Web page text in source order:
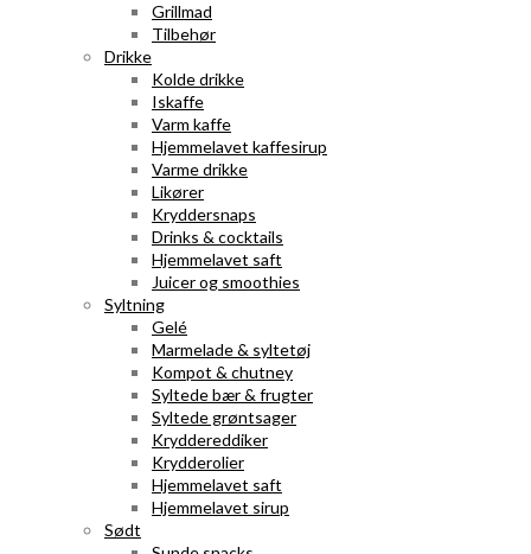
Grillmad
Tilbehør
Drikke
Kolde drikke
Iskaffe
Varm kaffe
Hjemmelavet kaffesirup
Varme drikke
Likører
Kryddersnaps
Drinks & cocktails
Hjemmelavet saft
Juicer og smoothies
Syltning
Gelé
Marmelade & syltetøj
Kompot & chutney
Syltede bær & frugter
Syltede grøntsager
Kryddereddiker
Krydderolier
Hjemmelavet saft
Hjemmelavet sirup
Sødt